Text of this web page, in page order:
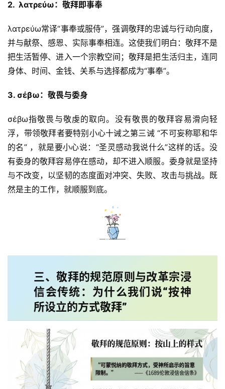
2. λατρεύω：敬拜即事奉
λατρεύω常译“事奉或服侍”，强调敬拜的忠诚与行动向度，
并与献祭、感恩、实际事奉相连。这使我们明白：敬拜不是
把生活暂停、进入一个宗教空间；敬拜是把生活归主，连同
身体、时间、金钱、关系与选择都成为“事奉”。
3. σέβω： 敬畏与委身
σέβω指敬畏与敬虔的取向。没有敬畏的敬拜容易滑向轻
浮，带领敬拜者要特别小心十诫之第三诫 “不可妄称耶和华
的名” ，就是要小心说：“圣灵感动我说什么”这样的话。没
有委身的敬拜容易停在感动，却不进入顺服。委身就是坚持
与不改变，以坚韧的态度面对冲突、失败、攻击与挑战。既
然是主的工作，就顺服到底。
三、敬拜的规范原则与改革宗浸
信会传统：为什么我们说“按神
所设立的方式敬拜”